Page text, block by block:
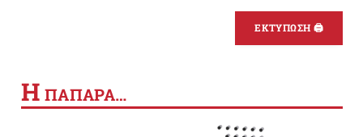
ΕΚΤΥΠΩΣΗ 🖨
Η ΠΑΠΑΡΑ…